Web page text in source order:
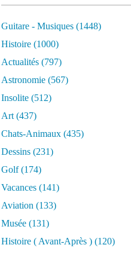
Guitare - Musiques (1448)
Histoire (1000)
Actualités (797)
Astronomie (567)
Insolite (512)
Art (437)
Chats-Animaux (435)
Dessins (231)
Golf(174)
Vacances (141)
Aviation (133)
Musée (131)
Histoire ( Avant-Après ) (120)